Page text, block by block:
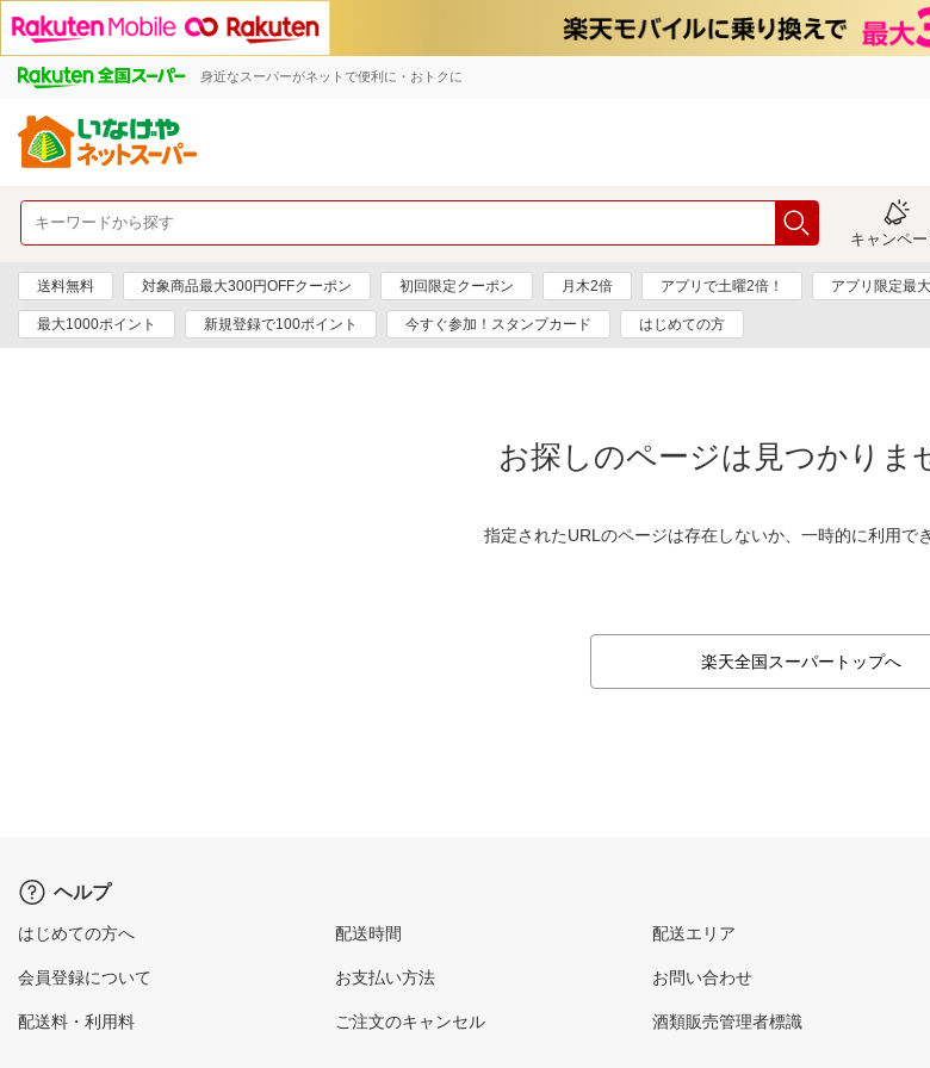
身近なスーパーがネットで便利に・おトクに
キャンペー
送料無料 対象商品最大300円OFFクーポン 初回限定クーポン 月木2倍 アプリで土曜2倍！ アプリ限定最
最大1000ポイント 新規登録で100ポイント 今すぐ参加！スタンプカード はじめての方
お探しのページは見つかりま
指定されたURLのページは存在しないか、一時的に利用で
楽天全国スーパートップへ
ヘルプ
はじめての方へ
会員登録について
配送料・利用料
配送時間
お支払い方法
ご注文のキャンセル
配送エリア
お問い合わせ
酒類販売管理者標識